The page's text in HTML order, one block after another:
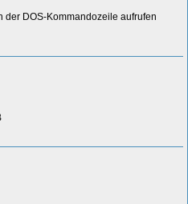
der DOS-Kommandozeile aufrufen